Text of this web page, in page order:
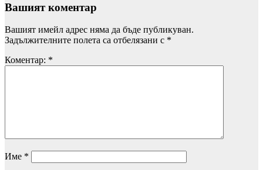
Вашият коментар
Вашият имейл адрес няма да бъде публикуван.
Задължителните полета са отбелязани с *
Коментар: *
Име *